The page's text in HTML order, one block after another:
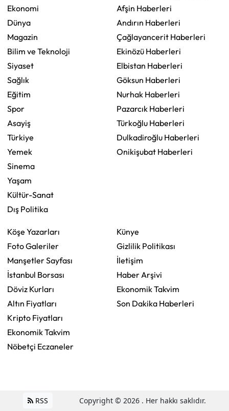
Ekonomi
Dünya
Magazin
Bilim ve Teknoloji
Siyaset
Sağlık
Eğitim
Spor
Asayiş
Türkiye
Yemek
Sinema
Yaşam
Kültür-Sanat
Dış Politika
Afşin Haberleri
Andırın Haberleri
Çağlayancerit Haberleri
Ekinözü Haberleri
Elbistan Haberleri
Göksun Haberleri
Nurhak Haberleri
Pazarcık Haberleri
Türkoğlu Haberleri
Dulkadiroğlu Haberleri
Onikişubat Haberleri
Köşe Yazarları
Foto Galeriler
Manşetler Sayfası
İstanbul Borsası
Döviz Kurları
Altın Fiyatları
Kripto Fiyatları
Ekonomik Takvim
Nöbetçi Eczaneler
Künye
Gizlilik Politikası
İletişim
Haber Arşivi
Ekonomik Takvim
Son Dakika Haberleri
RSS Copyright © 2026 . Her hakkı saklıdır.